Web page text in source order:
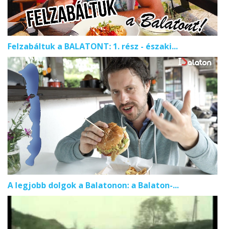
Felzabáltuk a BALATONT: 1. rész - északi...
A legjobb dolgok a Balatonon: a Balaton-...